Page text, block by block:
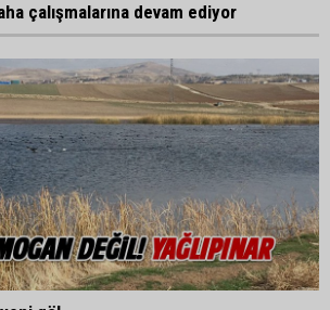
çalışmalarına devam ediyor